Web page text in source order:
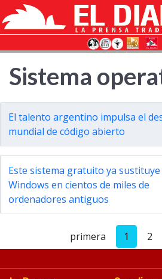
Sistema
El talento argentino impulsa el
mundial de código abierto
Este sistema gratuito ya sustituye
Windows en cientos de miles de
ordenadores antiguos
primera 1 2